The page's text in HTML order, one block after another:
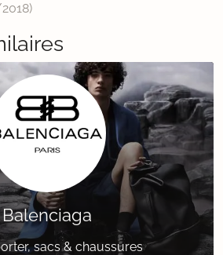
)
Balenciaga
sacs & chaussures